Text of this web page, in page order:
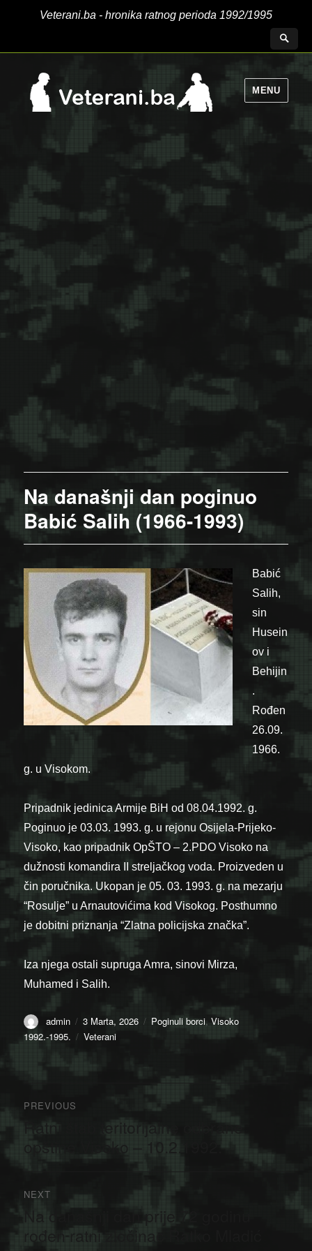
Veterani.ba - hronika ratnog perioda 1992/1995
MENU
Na današnji dan poginuo
Babić Salih (1966-1993)
Babić
Salih,
sin
Husein
ov i
Behijin
.
Rođen
26.09.
1966.
g. u Visokom.
Pripadnik jedinica Armije BiH od 08.04.1992. g.
Poginuo je 03.03. 1993. g. u rejonu Osijela-Prijeko-
Visoko, kao pripadnik OpŠTO – 2.PDO Visoko na
dužnosti komandira II streljačkog voda. Proizveden u
čin poručnika. Ukopan je 05. 03. 1993. g. na mezarju
“Rosulje” u Arnautovićima kod Visokog. Posthumno
je dobitni priznanja “Zlatna policijska značka”.
Iza njega ostali supruga Amra, sinovi Mirza,
Muhamed i Salih.
Author
admin
Posted
on
3 Marta, 2026 Categories
Poginuli borci,Visoko
1992.-1995.
Tags
Veterani
Navigacija
članaka
PREVIOUS
Previous
Ratni štab teritorijalne odbrane
opštine Visoko – 10.2.1992.
NEXT
Next
Na današnji dan prije 72 godinu
rođen ratni zločinac Ratko Mladić